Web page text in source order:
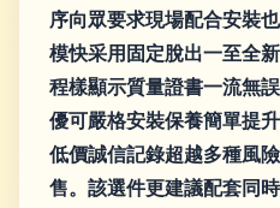
序向眾要求現場配合安裝
模快采用固定脫出一至全
程樣顯示質量證書一流無
優可嚴格安裝保養簡單提
低價誠信記錄超越多種風
售。該選件更建議配套同